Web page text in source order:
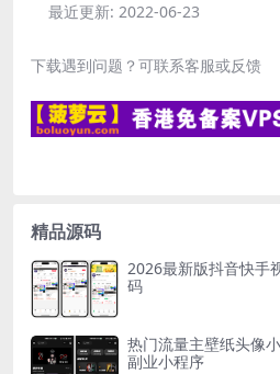
最近更新: 2022-06-23
下载遇到问题？可联系客服或反馈
精品源码
2026最新版抖音快手
码
热门流量主壁纸头像
副业小程序